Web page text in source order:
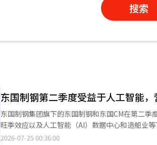
搜索
东国制钢第二季度受益于人工智能
东国制钢集团旗下的东国制钢和东国CM在第二
旺季效应以及人工智能（AI）数据中心和造船业等下游行业需求的增加。 东
下，营业收入为9955亿韩元，营业利润为456亿
2026-07-25 00:36:00